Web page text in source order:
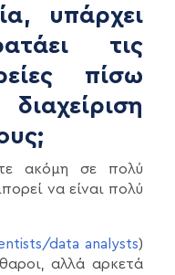
υπάρχει
τις
πίσω
ακόμη σε πολύ
να είναι πολύ
data analysts)
αλλά αρκετά